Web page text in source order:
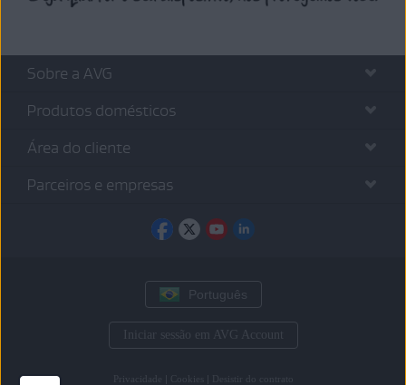
Sobre a AVG
Produtos domésticos
Área do cliente
Parceiros e empresas
Português
Iniciar sessão em AVG Account
Privacidade Cookies Desistir do contrato